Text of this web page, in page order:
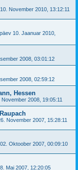
November 2010, 13:12:11
10. Jaanuar 2010,
2008, 03:01:12
2008, 02:59:12
Hessen
2008, 19:05:11
November 2007, 15:28:11
Oktoober 2007, 00:09:10
Mai 2007, 12:20:05